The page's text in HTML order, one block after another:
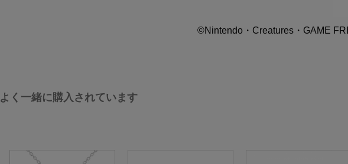
©Nintendo・Creatures・GAME
よく一緒に購入されています